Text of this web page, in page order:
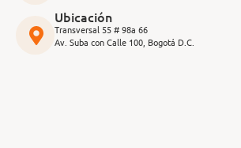
Ubicación
Transversal 55 # 98a 66
Av. Suba con Calle 100, Bogotá D.C.